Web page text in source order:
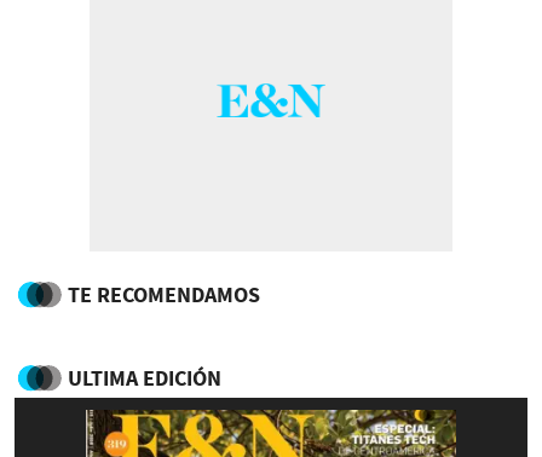
TE RECOMENDAMOS
ULTIMA EDICIÓN